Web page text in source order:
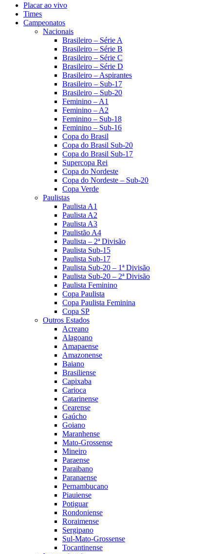
Placar ao vivo
Times
Campeonatos
Nacionais
Brasileiro – Série A
Brasileiro – Série B
Brasileiro – Série C
Brasileiro – Série D
Brasileiro – Aspirantes
Brasileiro – Sub-17
Brasileiro – Sub-20
Feminino – A1
Feminino – A2
Feminino – Sub-18
Feminino – Sub-16
Copa do Brasil
Copa do Brasil Sub-20
Copa do Brasil Sub-17
Supercopa Rei
Copa do Nordeste
Copa do Nordeste – Sub-20
Copa Verde
Paulistas
Paulista A1
Paulista A2
Paulista A3
Paulistão A4
Paulista – 2ª Divisão
Paulista Sub-15
Paulista Sub-17
Paulista Sub-20 – 1ª Divisão
Paulista Sub-20 – 2ª Divisão
Paulista Feminino
Copa Paulista
Copa Paulista Feminina
Copa SP
Outros Estados
Acreano
Alagoano
Amapaense
Amazonense
Baiano
Brasiliense
Capixaba
Carioca
Catarinense
Cearense
Gaúcho
Goiano
Maranhense
Mato-Grossense
Mineiro
Paraense
Paraibano
Paranaense
Pernambucano
Piauiense
Potiguar
Rondoniense
Roraimense
Sergipano
Sul-Mato-Grossense
Tocantinense